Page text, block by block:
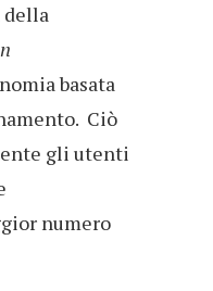
della
basata
Ciò
gli utenti
numero